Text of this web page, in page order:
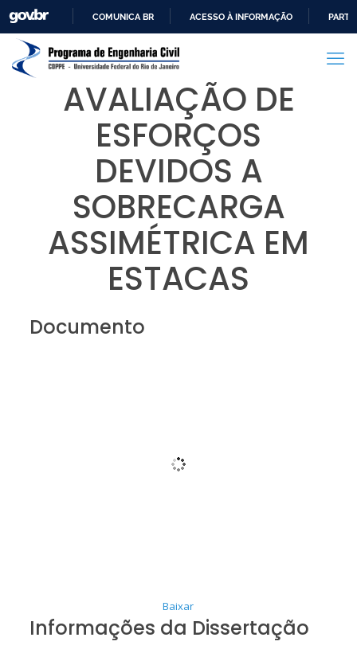
PARA
CONTEÚDO
COMUNICA BR ACESSO À INFORMAÇÃO
AVALIAÇÃO DE
ESFORÇOS
DEVIDOS A
SOBRECARGA
ASSIMÉTRICA EM
ESTACAS
Documento
Baixar
Informações da Dissertação